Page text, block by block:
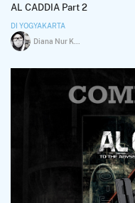
AL CADDIA Part 2
DI YOGYAKARTA